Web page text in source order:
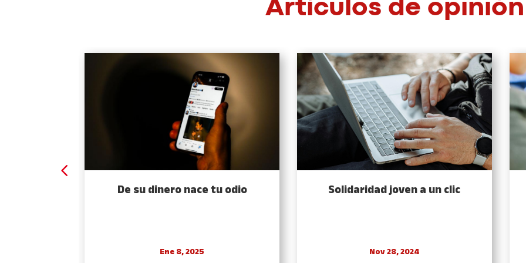
Artículos de opinión
De su dinero nace tu odio
Ene 8, 2025
Solidaridad joven a un clic
Nov 28, 2024